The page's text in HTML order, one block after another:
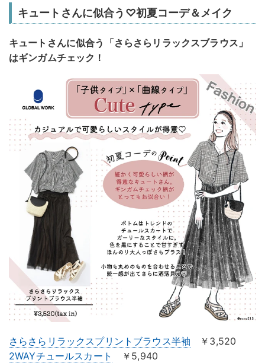
キュートさんに似合う♡初夏コーデ＆メイク
キュートさんに似合う「さらさらリラックスブラウス」
はギンガムチェック！
さらさらリラックスプリントブラウス半袖 ￥3,520
2WAYチュールスカート
￥5,940